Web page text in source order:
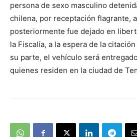
persona de sexo masculino
chilena, por receptación flagrante,
posteriormente fue dejado en
la Fiscalía, a la espera de la
su parte, el vehículo será
quienes residen en la ciudad de